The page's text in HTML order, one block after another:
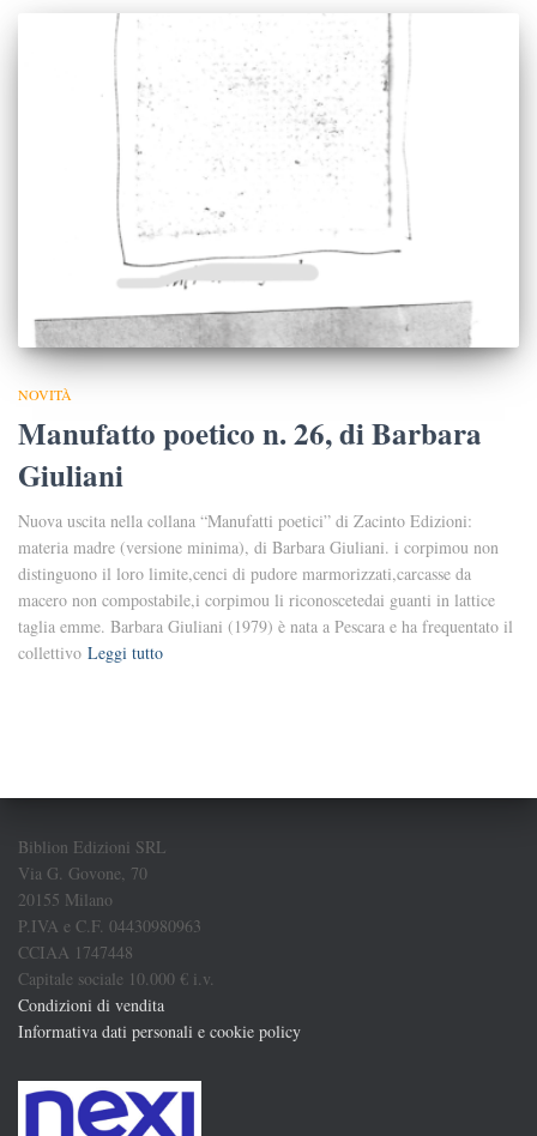
NOVITÀ
Manufatto poetico n. 26, di Barbara
Giuliani
Nuova uscita nella collana “Manufatti poetici” di Zacinto Edizioni:
materia madre (versione minima), di Barbara Giuliani. i corpimou non
distinguono il loro limite,cenci di pudore marmorizzati,carcasse da
macero non compostabile,i corpimou li riconoscetedai guanti in lattice
taglia emme. Barbara Giuliani (1979) è nata a Pescara e ha frequentato il
collettivo Leggi tutto
Biblion Edizioni SRL
Via G. Govone, 70
20155 Milano
P.IVA e C.F. 04430980963
CCIAA 1747448
Capitale sociale 10.000 € i.v.
Condizioni di vendita
Informativa dati personali e cookie policy